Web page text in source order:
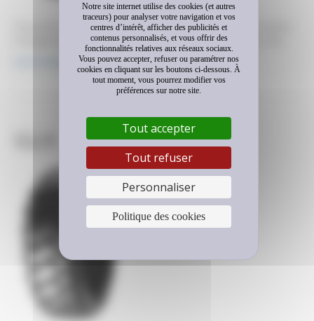
Pneu pour sols abrasifs et très agressifs. usage pour ce pneu
ChargeuseDumper rigideEngin de mine Agressivité des sols
Adhérence Dimensions 17,5 R 25 20,5 R 25 26,5 R 25 29,5 R
25 Types de véhicules télécharger cette fiche Contactez-nous
Remarque : JavaScript est requis pour ce contenu.
Notre site internet utilise des cookies (et autres
traceurs) pour analyser votre navigation et vos
centres d’intérêt, afficher des publicités et
contenus personnalisés, et vous offrir des
fonctionnalités relatives aux réseaux sociaux.
Vous pouvez accepter, refuser ou paramétrer nos
cookies en cliquant sur les boutons ci-dessous. À
tout moment, vous pourrez modifier vos
préférences sur notre site.
Tout accepter
Tout refuser
Personnaliser
Politique des cookies